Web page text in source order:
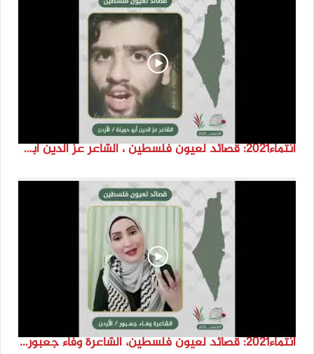
انتماء2021: قصائد لعيون فلسطين ، الشاعر عز الدين أبو حويلة، الاردن
انتماء2021: قصائد لعيون فلسطين، الشاعرة وفاء جعبور، الاردن